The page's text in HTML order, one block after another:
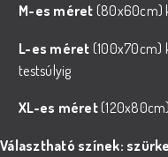
M-es méret (80x60cm)
L-es méret (100x70cm)
testsúlyig
XL-es méret
Választható színek: